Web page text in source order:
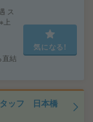
ス
上
結
気になる!
タッフ 日本橋